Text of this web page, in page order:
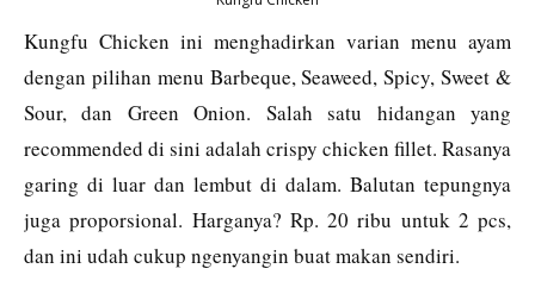
Kungfu Chicken ini menghadirkan varian menu ayam
dengan pilihan menu Barbeque, Seaweed, Spicy, Sweet &
Sour, dan Green Onion. Salah satu hidangan yang
recommended di sini adalah crispy chicken fillet. Rasanya
garing di luar dan lembut di dalam. Balutan tepungnya
juga proporsional. Harganya? Rp. 20 ribu untuk 2 pcs,
dan ini udah cukup ngenyangin buat makan sendiri.